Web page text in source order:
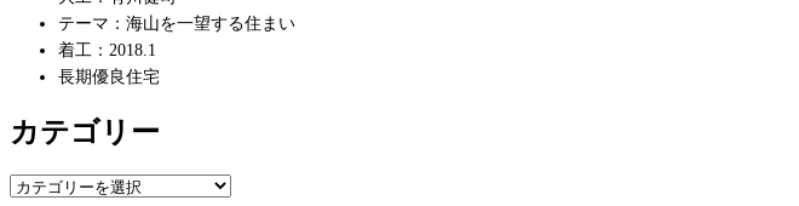
テーマ：海山を一望する住まい
着工：2018.1
長期優良住宅
カテゴリー
カ